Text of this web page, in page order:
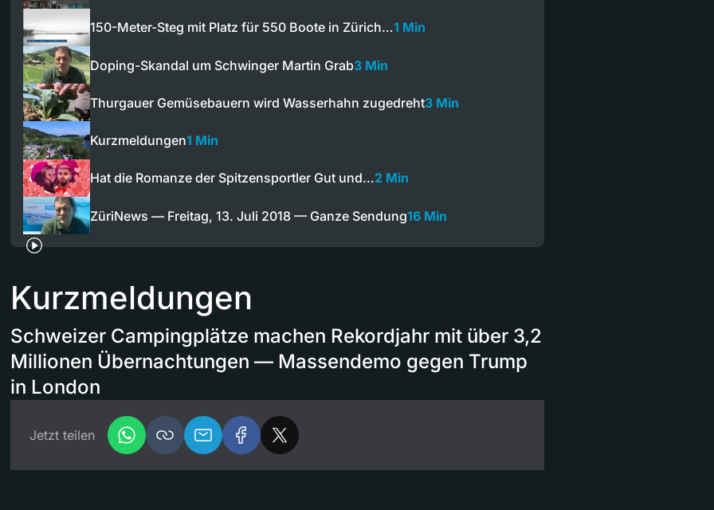
150-Meter-Steg mit Platz für 550 Boote in Zürich…1 Min
Doping-Skandal um Schwinger Martin Grab3 Min
Thurgauer Gemüsebauern wird Wasserhahn zugedreht3 Min
Kurzmeldungen1 Min
Hat die Romanze der Spitzensportler Gut und…2 Min
ZüriNews — Freitag, 13. Juli 2018 — Ganze Sendung16 Min
Kurzmeldungen
Schweizer Campingplätze machen Rekordjahr mit über 3,2
Millionen Übernachtungen — Massendemo gegen Trump
in London
Jetzt teilen